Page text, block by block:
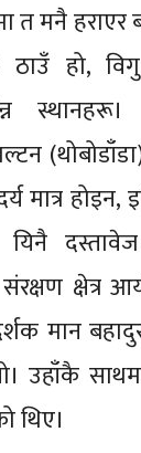
त मनै
ठाउँ हो,
मात्र
क्षेत्र
मान
उहाँकै
थिए।